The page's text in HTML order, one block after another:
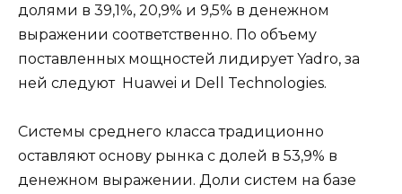
долями в 39,1%, 20,9% и 9,5% в денежном
выражении соответственно. По объему
поставленных мощностей лидирует Yadro, за
ней следуют Huawei и Dell Technologies.
Системы среднего класса традиционно
оставляют основу рынка с долей в 53,9% в
денежном выражении. Доли систем на базе